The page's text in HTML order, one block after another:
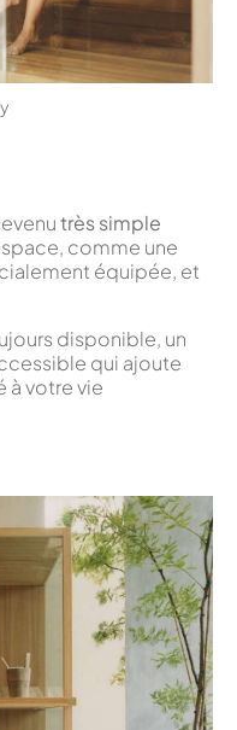
très simple
comme une
équipée, et
disponible, un
qui ajoute
à votre vie